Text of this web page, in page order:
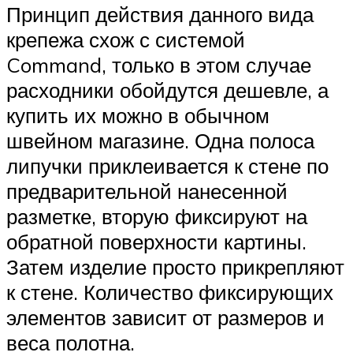
Принцип действия данного вида
крепежа схож с системой
Command, только в этом случае
расходники обойдутся дешевле, а
купить их можно в обычном
швейном магазине. Одна полоса
липучки приклеивается к стене по
предварительной нанесенной
разметке, вторую фиксируют на
обратной поверхности картины.
Затем изделие просто прикрепляют
к стене. Количество фиксирующих
элементов зависит от размеров и
веса полотна.